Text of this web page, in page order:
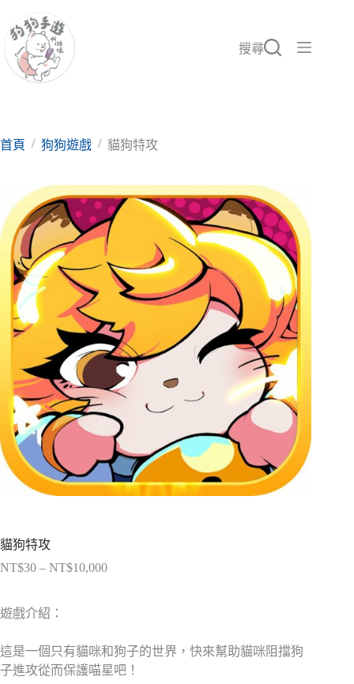
至
要
搜尋
首頁 / 狗狗遊戲 / 貓狗特攻
貓狗特攻
NT$30 – NT$10,000價
NT$30
到
NT$10,000
遊戲介紹：
這是一個只有貓咪和狗子的世界，快來幫助貓咪阻擋狗
子進攻從而保護喵星吧！